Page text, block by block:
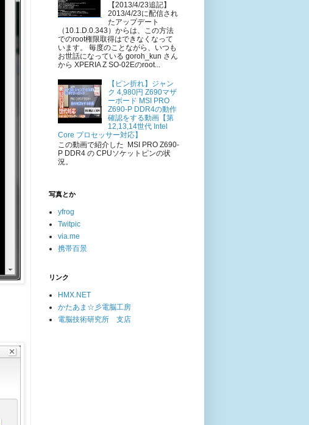
【2013/4/23追記】
2013/4/23に配信され
たアップデート
（10.1.D.0.343）からは、この方法
でのroot権限取得はできなくなって
います。 毎度のことながら、いつも
お世話になっている goroh_kun さん
から XPERIA Z SO-02Eのroot...
【ピン折れ】ジャン
ク 4,980円 Z690マザ
ーボード MSI PRO
Z690-P DDR4の動作
確認をする動画【第
12,13,14世代 Intel
Core プロセッサー対応】
この動画で紹介した MSI PRO Z690-
P DDR4 の CPUソケットピンの状
況。
写真とか
yfrog
Twitpic
via.me
携帯百景
リンク
HMX.NET
かたあま☆彡電脳工房
電脳技術研究所 支店